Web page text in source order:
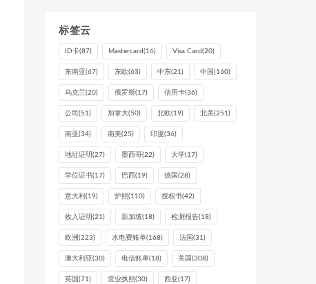
标签云
ID卡(87) Mastercard (16) Visa Card (20)
东南亚(67) 东欧(63) 中东(21) 中国 (160)
乌克兰(20) 俄罗斯(17) 信用卡(36)
公司 (51) 加拿大(50) 北欧(19) 北美(251)
南亚(34) 南美(25) 印度(36)
地址证明 (27) 墨西哥(22) 大学(17)
学位证书(17) 巴西(19) 德国 (28)
意大利 (19) 护照(110) 授权书(42)
收入证明 (21) 新加坡(18) 检测报告(18)
欧洲 (223) 水电费账单(168) 法国 (31)
澳大利亚(30) 电信账单(18) 美国 (308)
英国 (71) 营业执照(30) 西亚(17)